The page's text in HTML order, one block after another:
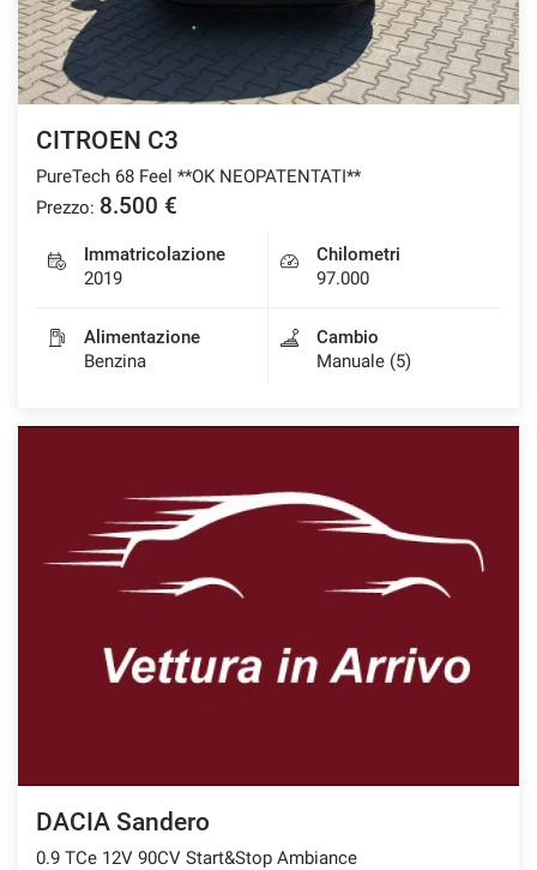
CITROEN C3
PureTech 68 Feel **OK NEOPATENTATI**
Prezzo: 8.500 €
Immatricolazione
2019
Chilometri
97.000
Alimentazione
Benzina
Cambio
Manuale (5)
DACIA Sandero
0.9 TCe 12V 90CV Start&Stop Ambiance